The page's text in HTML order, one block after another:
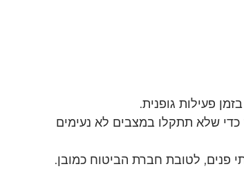
פעילות גופנית.
שלא תתקלו במצבים לא נעימים
פנים, לטובת חברת הביטוח כמובן.